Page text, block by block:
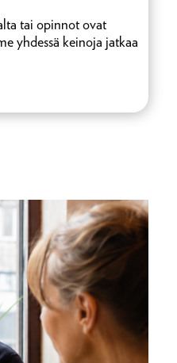
tai opinnot ovat
yhdessä keinoja jatkaa